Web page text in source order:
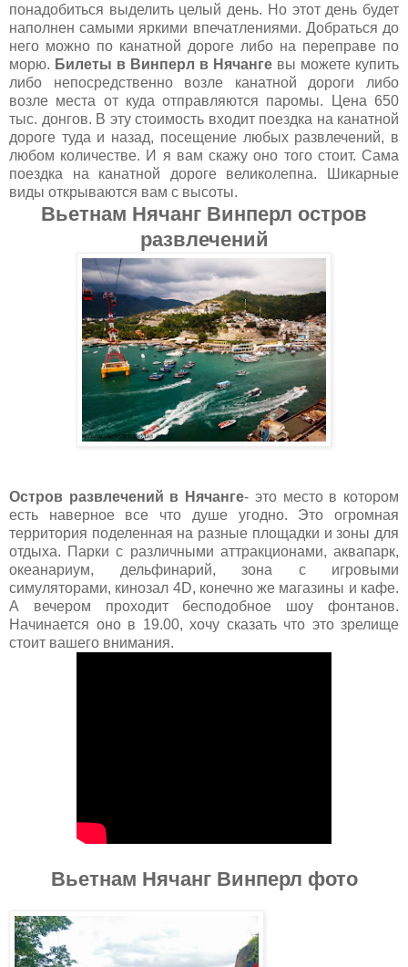
понадобиться выделить целый день. Но этот день будет
наполнен самыми яркими впечатлениями. Добраться до
него можно по канатной дороге либо на переправе по
морю. Билеты в Винперл в Нячанге вы можете купить
либо непосредственно возле канатной дороги либо
возле места от куда отправляются паромы. Цена 650
тыс. донгов. В эту стоимость входит поездка на канатной
дороге туда и назад, посещение любых развлечений, в
любом количестве. И я вам скажу оно того стоит. Сама
поездка на канатной дороге великолепна. Шикарные
виды открываются вам с высоты.
Вьетнам Нячанг Винперл остров
развлечений
Остров развлечений в Нячанге- это место в котором
есть наверное все что душе угодно. Это огромная
территория поделенная на разные площадки и зоны для
отдыха. Парки с различными аттракционами, аквапарк,
океанариум, дельфинарий, зона с игровыми
симуляторами, кинозал 4D, конечно же магазины и кафе.
А вечером проходит бесподобное шоу фонтанов.
Начинается оно в 19.00, хочу сказать что это зрелище
стоит вашего внимания.
Вьетнам Нячанг Винперл фото